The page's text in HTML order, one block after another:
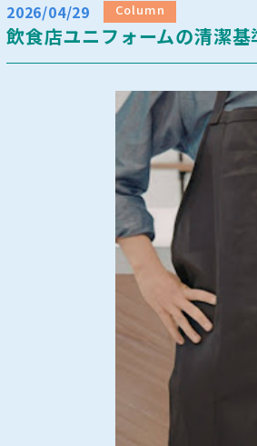
2026/04/29 Column
飲食店ユニフォームの清潔